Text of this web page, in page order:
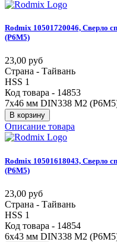
Rodmix 10501720046, Сверло
(Р6М5)
23,00 руб
Страна - Тайвань
HSS 1
Код товара - 14853
7х46 мм DIN338 М2
В корзину
Описание товара
Rodmix 10501618043, Сверло
(Р6М5)
23,00 руб
Страна - Тайвань
HSS 1
Код товара - 14854
6х43 мм DIN338 М2